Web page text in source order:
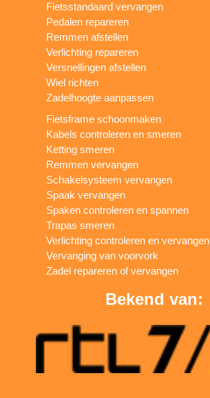
Fietsstandaard vervangen
Pedalen repareren
Remmen afstellen
Verlichting repareren
Versnellingen afstellen
Wiel richten
Zadelhoogte aanpassen
Fietsframe schoonmaken
Kabels controleren en smeren
Ketting smeren
Remmen vervangen
Schakelsysteem vervangen
Spaak vervangen
Spaken controleren en spannen
Trapas smeren
Verlichting controleren en vervangen
Vervanging van voorvork
Zadel repareren of vervangen
Bekend van: